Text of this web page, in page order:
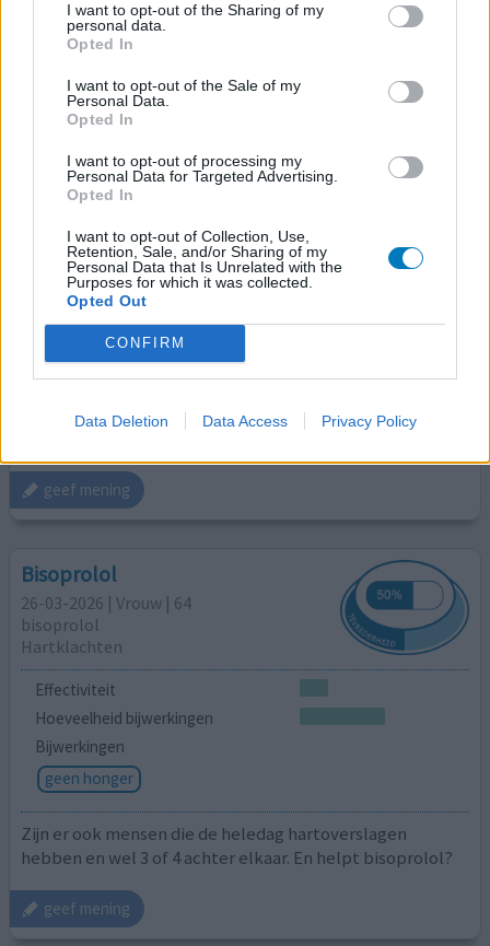
I want to opt-out of the Sharing of my
personal data.
Opted In
I want to opt-out of the Sale of my
Personal Data.
Opted In
I want to opt-out of processing my
Personal Data for Targeted Advertising.
Opted In
I want to opt-out of Collection, Use,
Retention, Sale, and/or Sharing of my
Personal Data that Is Unrelated with the
Purposes for which it was collected.
Opted Out
CONFIRM
Data Deletion Data Access Privacy Policy
Iemand zulke klachten...en is een alternatief?
Bisoprolol
31-03-2026 | Man | 43
bisoprolol
Effectiviteit
Hoeveelheid bijwerkingen
Wacht op ct scan ivm hoge cholesterol en pijn op de
borst, eventuele verdenking van tietze. Hebben mensen
medicijn en wat waren de gevolgen? Of kunnen diegene
geef mening
Bisoprolol
26-03-2026 | Vrouw | 64
bisoprolol
Hartklachten
Effectiviteit
Hoeveelheid bijwerkingen
Bijwerkingen
geen honger
Zijn er ook mensen die de heledag hartoverslagen
hebben en wel 3 of 4 achter elkaar. En helpt bisoprolol?
geef mening